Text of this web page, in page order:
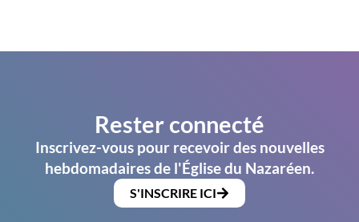
Rester connecté
Inscrivez-vous pour recevoir des nouvelles
hebdomadaires de l'Église du Nazaréen.
S'INSCRIRE ICI